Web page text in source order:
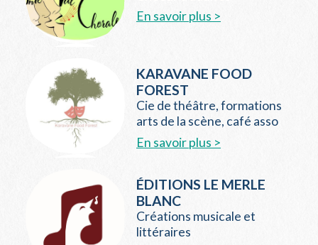
En savoir plus >
KARAVANE FOOD
FOREST
Cie de théâtre, formations
arts de la scène, café asso
En savoir plus >
ÉDITIONS LE MERLE
BLANC
Créations musicale et
littéraires